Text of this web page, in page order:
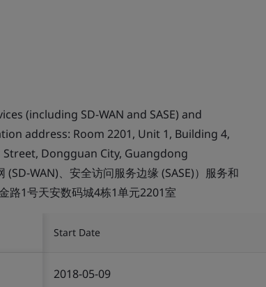
(including SD-WAN and SASE) and
address: Room 2201, Unit 1, Building 4,
Dongguan City, Guangdong
WAN)、安全访问服务边缘 (SASE)）服务和
路1号天安数码城4栋1单元2201室
Start Date
2018-05-09